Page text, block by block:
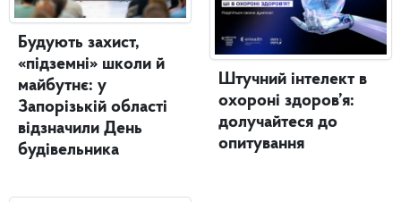
Будують захист,
«підземні» школи й
майбутнє: у
Запорізькій області
відзначили День
будівельника
Штучний інтелект в
охороні здоров’я:
долучайтеся до
опитування